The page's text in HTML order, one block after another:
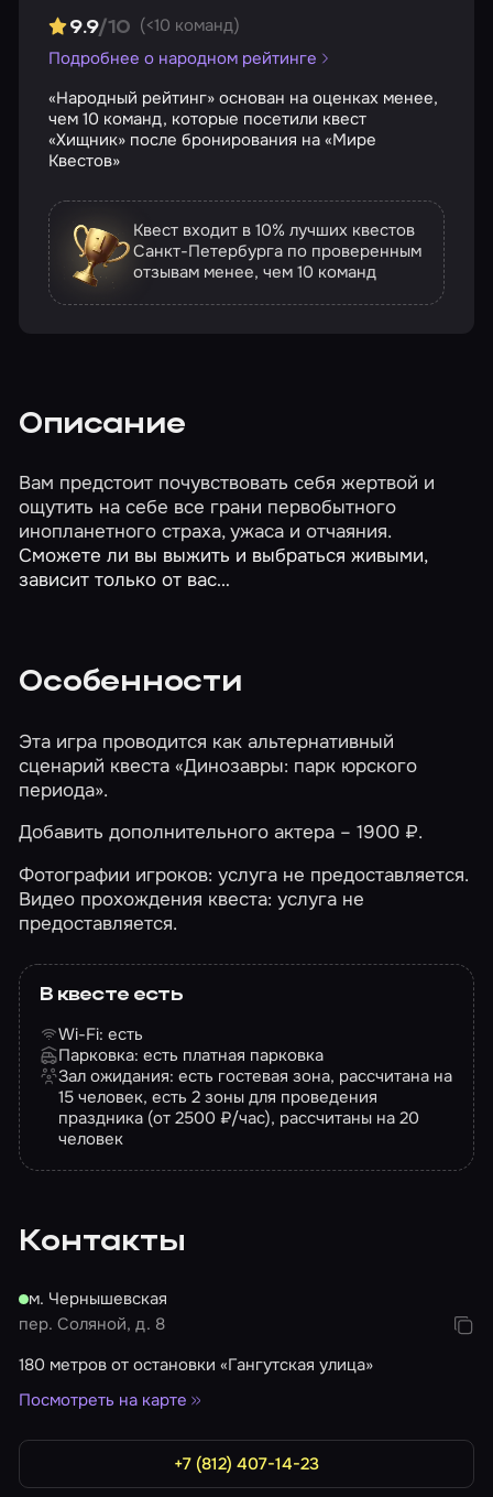
9.9/10 (<10 команд)
Подробнее о народном рейтинге
«Народный рейтинг» основан на оценках менее,
чем 10 команд, которые посетили квест
«Хищник» после бронирования на «Мире
Квестов»
Квест входит в 10% лучших квестов
Санкт-Петербурга по проверенным
отзывам менее, чем 10 команд
Описание
Вам предстоит почувствовать себя жертвой и
ощутить на себе все грани первобытного
инопланетного страха, ужаса и отчаяния.
Сможете ли вы выжить и выбраться живыми,
зависит только от вас…
Особенности
Эта игра проводится как альтернативный
сценарий квеста«Динозавры: парк юрского
периода».
Добавить дополнительного актера – 1900 ₽.
Фотографии игроков: услуга не предоставляется.
Видео прохождения квеста: услуга не
предоставляется.
В квесте есть
Wi-Fi: есть
Парковка: есть платная парковка
Зал ожидания: есть гостевая зона, рассчитана на
15 человек, есть 2 зоны для проведения
праздника (от 2500 ₽/час), рассчитаны на 20
человек
Контакты
м. Чернышевская
пер. Соляной, д. 8
180 метров от остановки «Гангутская улица»
Посмотреть на карте
+7 (812) 407-14-23